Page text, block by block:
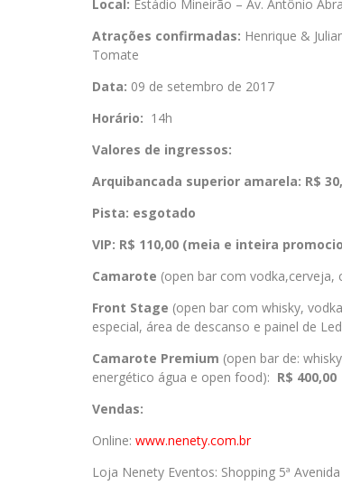
Local: Estádio Mineirão – Av. Antônio
Atrações confirmadas: Henrique &
Tomate
Data: 09 de setembro de 2017
Horário: 14h
Valores de ingressos:
Arquibancada superior amarela: R$
Pista: esgotado
VIP: R$ 110,00 (meia e inteira
Camarote (open bar com vodka,cerveja,
Front Stage (open bar com whisky,
especial, área de descanso e painel de
Camarote Premium (open bar de:
energético água e open food): R$ 400,00
Vendas:
Online: www.nenety.com.br
Loja Nenety Eventos: Shopping 5ª